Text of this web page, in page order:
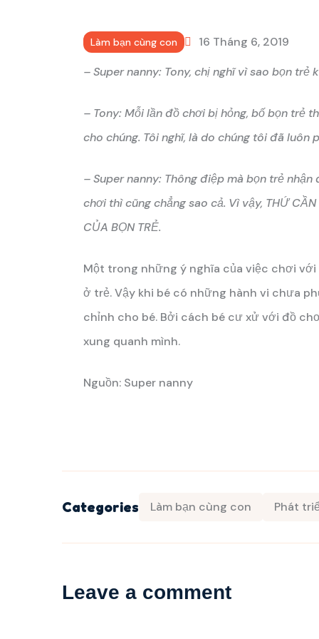
Làm bạn cùng con
16 Tháng 6, 2019
– Super nanny: Tony, chị nghĩ vì sao bọn
– Tony: Mỗi lần đồ chơi bị hỏng, bố bọn trẻ
cho chúng. Tôi nghĩ, là do chúng tôi đã luôn
– Super nanny: Thông điệp mà bọn trẻ
chơi thì cũng chẳng sao cả. Vì vậy, THỨ
CỦA BỌN TRẺ.
Một trong những ý nghĩa của việc chơi
ở trẻ. Vậy khi bé có những hành vi chưa
chỉnh cho bé. Bởi cách bé cư xử với đồ
xung quanh mình.
Nguồn: Super nanny
Categories Làm bạn cùng con Phát
Leave a comment